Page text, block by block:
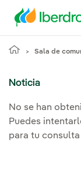
Sala de
Noticia
No se han
Puedes
para tu consulta